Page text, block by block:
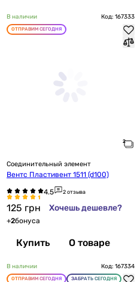
В наличии Код: 167333
ОТПРАВИМ СЕГОДНЯ
Соединительный элемент
Вентс Пластивент 1511 (d100)
2 отзыва
125 грн Хочешь дешевле?
+2бонуса
Купить О товаре
В наличии Код: 167334
ОТПРАВИМ СЕГОДНЯ ЗАБРАТЬ СЕГОДНЯ